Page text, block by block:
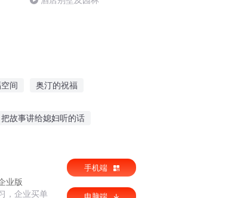
间 奥汀的祝福
把故事讲给媳妇听的话
业版
，企业买单
手机端